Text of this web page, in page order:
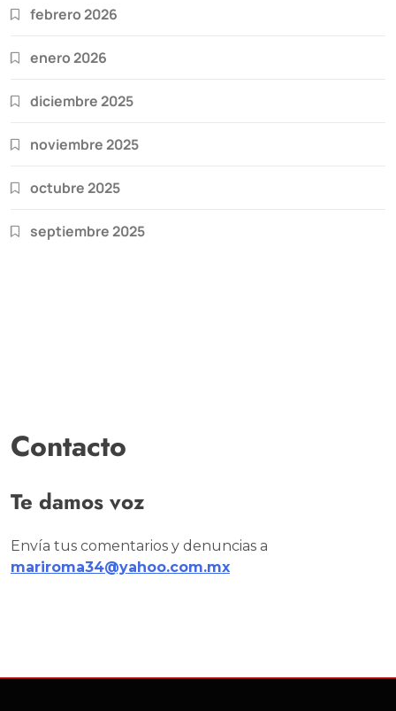
febrero 2026
enero 2026
diciembre 2025
noviembre 2025
octubre 2025
septiembre 2025
Contacto
Te damos voz
Envía tus comentarios y denuncias a
mariroma34@yahoo.com.mx